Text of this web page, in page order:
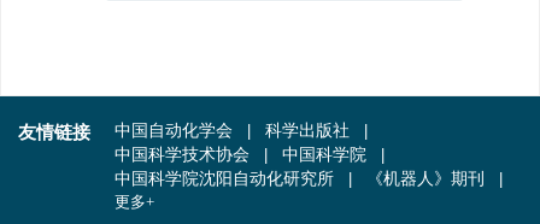
友情链接 中国自动化学会
科学出版社
中国科学技术协会
中国科学院
中国科学院沈阳自动化研究所
《机器人》期刊
更多+